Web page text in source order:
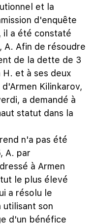
et la
d'enquête
il a été constaté
A. Afin de résoudre
de la dette de 3
H. et à ses deux
Kilinkarov,
a demandé à
statut dans la
n'a pas été
A. par
à Armen
le plus élevé
a résolu le
son
d'un bénéfice